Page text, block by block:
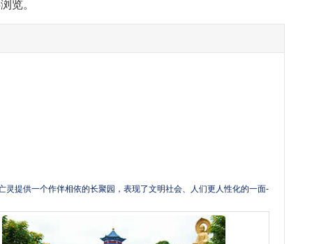
览。
灵提供一个作伴相依的长聚园，表现了文明社会、人们更人性化的一面-